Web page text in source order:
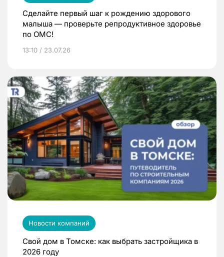
Сделайте первый шаг к рождению здорового
малыша — проверьте репродуктивное здоровье
по ОМС!
13:10 / 23.07.26
Новости компаний
Свой дом в Томске: как выбрать застройщика в
2026 году